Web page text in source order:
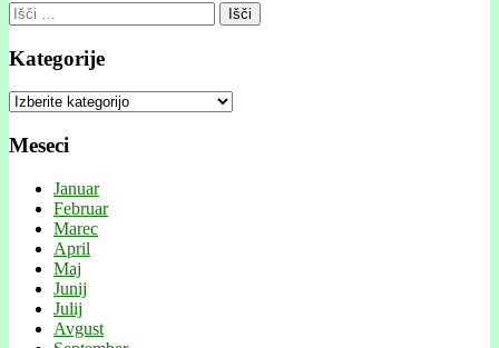
Išči:
Kategorije
Kategorije
Meseci
Januar
Februar
Marec
April
Maj
Junij
Julij
Avgust